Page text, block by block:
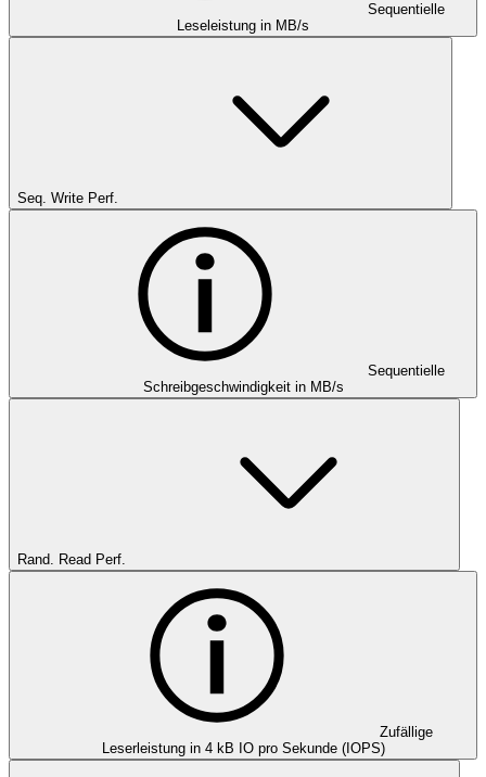
Sequentielle
Leseleistung in MB/s
Seq. Write Perf.
Sequentielle
Schreibgeschwindigkeit in MB/s
Rand. Read Perf.
Zufällige
Leserleistung in 4 kB IO pro Sekunde (IOPS)